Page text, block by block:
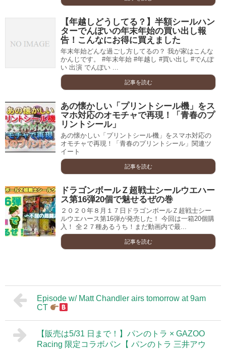
【年越しどうしてる？】半額シールハン
ターでんぽいの年末年始の買い出し報
告！こんなにお得に買えました
年末年始どんな過ごし方してるの？ 我が家はこんな
かんじです。 #年末年始 #年越し #買い出し #でんぽ
い 出演 でんぽい ...
記事を読む
あの懐かしい「プリントシール機」をス
マホ対応のオモチャで再現！「青春のプ
リントシール」
あの懐かしい「プリントシール機」をスマホ対応の
オモチャで再現！「青春のプリントシール」関連ツ
イート
記事を読む
ドラゴンボールＺ超戦士シールウエハー
ス第16弾20個で魅せるぜの巻
２０２０年８月１７日ドラゴンボールＺ超戦士シー
ルウエハース第16弾が発売した！ 今回は一箱20個購
入！ 全２７種あるうち！まだ動画内で最...
記事を読む
Episode w/ Matt Chandler airs tomorrow at 9am
CT
【販売は5/31 日まで！】パンのトラ × GAZOO
Racing 限定コラボパン【 パンのトラ 三井アウ